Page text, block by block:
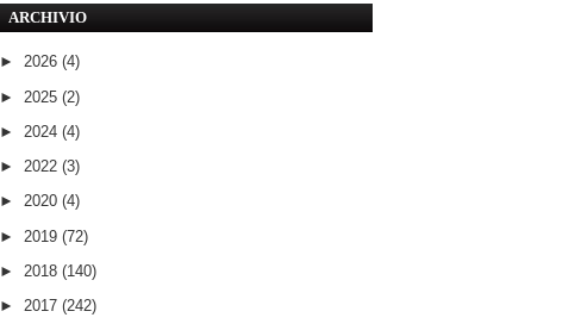
ARCHIVIO
► 2026 (4)
► 2025 (2)
► 2024 (4)
► 2022 (3)
► 2020 (4)
► 2019 (72)
► 2018 (140)
► 2017 (242)